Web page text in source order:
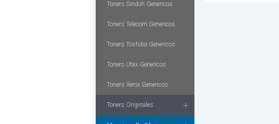
Toners Sindoh Genericos
Toners Telecom Genericos
Toners Toshiba Genericos
Toners Utax Genericos
Toners Xerox Genericos
Toners Originales